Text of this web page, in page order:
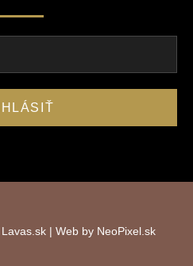
| Web by NeoPixel.sk